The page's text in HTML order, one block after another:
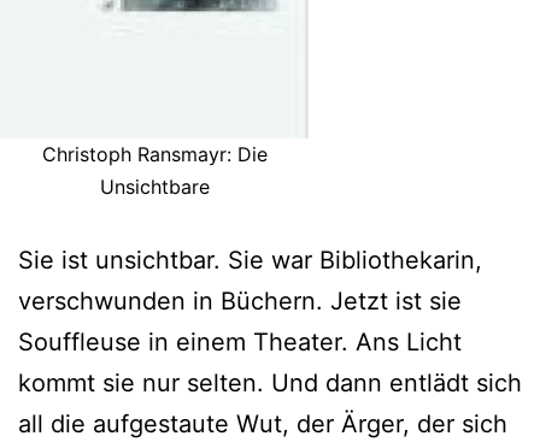
Christoph Ransmayr: Die
Unsichtbare
Sie ist unsichtbar. Sie war Bibliothekarin,
verschwunden in Büchern. Jetzt ist sie
Souffleuse in einem Theater. Ans Licht
kommt sie nur selten. Und dann entlädt sich
all die aufgestaute Wut, der Ärger, der sich